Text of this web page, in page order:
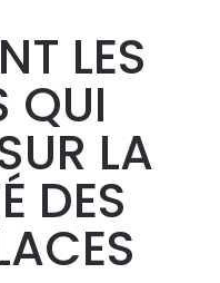
LES
QUI
LA
DES